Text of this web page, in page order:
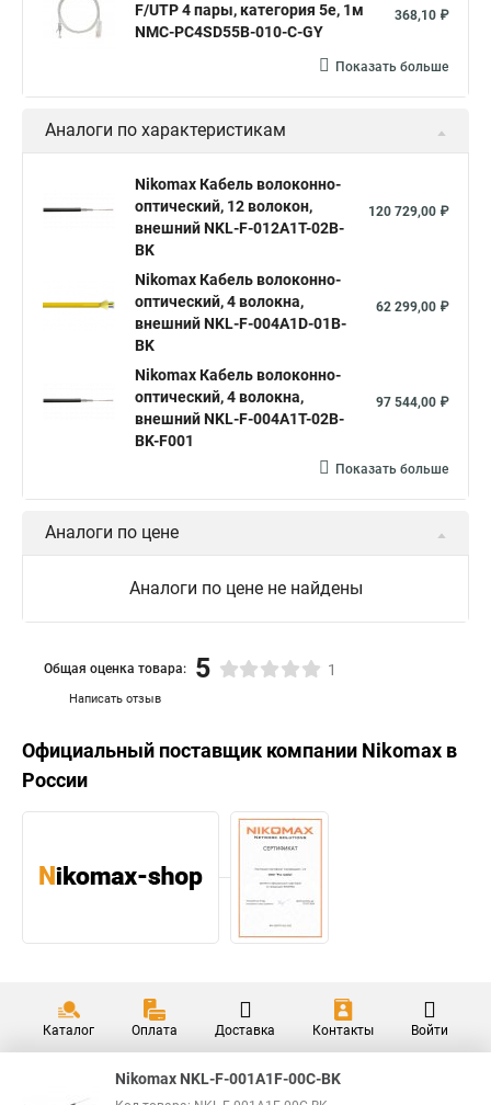
F/UTP 4 пары, категория 5е, 1м
NMC-PC4SD55B-010-C-GY
368,10 ₽
Показать больше
Аналоги по характеристикам
Nikomax Кабель волоконно-
оптический, 12 волокон,
внешний NKL-F-012A1T-02B-
BK
120 729,00 ₽
Nikomax Кабель волоконно-
оптический, 4 волокна,
внешний NKL-F-004A1D-01B-
BK
62 299,00 ₽
Nikomax Кабель волоконно-
оптический, 4 волокна,
внешний NKL-F-004A1T-02B-
BK-F001
97 544,00 ₽
Показать больше
Аналоги по цене
Аналоги по цене не найдены
Написать отзыв
Общая оценка товара: 5 1
Официальный поставщик компании Nikomax в
России
Каталог Оплата Доставка Контакты Войти
Nikomax NKL-F-001A1F-00C-BK